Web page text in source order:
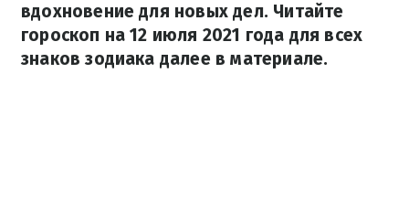
вдохновение для новых дел. Читайте
гороскоп на 12 июля 2021 года для всех
знаков зодиака далее в материале.